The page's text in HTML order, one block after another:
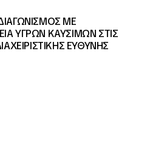
ΜΕ
ΥΓΡΩΝ ΚΑΥΣΙΜΩΝ ΣΤΙΣ
ΕΥΘΥΝΗΣ